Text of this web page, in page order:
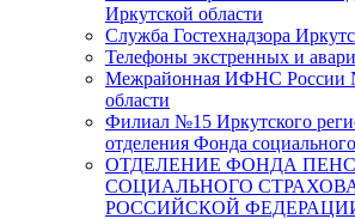
Иркутской области
Служба Гостехнадзора
Телефоны экстренных и
Межрайонная ИФНС России
области
Филиал №15 Иркутского
отделения Фонда
ОТДЕЛЕНИЕ ФОНДА
СОЦИАЛЬНОГО
РОССИЙСКОЙ